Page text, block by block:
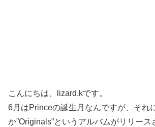
こんにちは、lizard.kです。
6月はPrinceの誕生月なんですが、それ
か”Originals”というアルバムがリリース